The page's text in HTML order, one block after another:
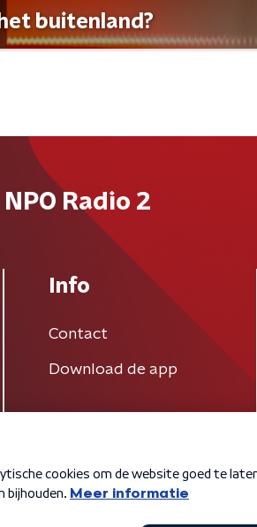
buitenland?
Radio 2
Info
Contact
Download de app